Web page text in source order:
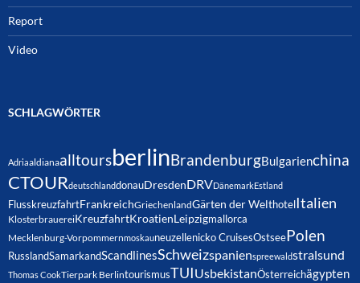
Report
Video
SCHLAGWÖRTER
AdriaaldianaalltoursberlinBrandenburgBulgarienchina
CTOURdeutschlanddonauDresdenDRVDänemarkEstland
FlusskreuzfahrtFrankreichGriechenlandGärten der Welthotel Italien
KlosterbrauereiKreuzfahrtKroatienLeipzigmallorca
Mecklenburg-Vorpommernmoskauneuzellenicko CruisesOstseePolen
RusslandSamarkandScandlinesSchweizspanienspreewaldstralsund
Thomas CookTierpark BerlintourismusTUIUsbekistanÖsterreichägypten